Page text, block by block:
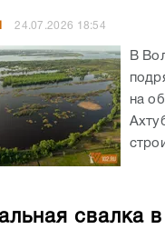
24.07.2026 18:54
В
на
свалка